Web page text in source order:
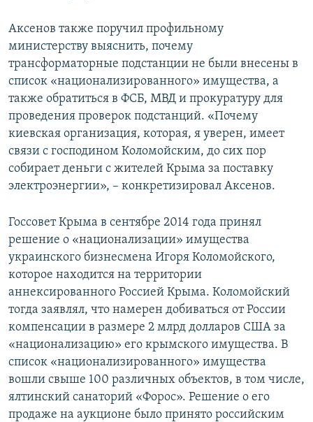
Аксенов также поручил профильному
министерству выяснить, почему
трансформаторные подстанции не были внесены в
список «национализированного» имущества, а
также обратиться в ФСБ, МВД и прокуратуру для
проведения проверок подстанций. «Почему
киевская организация, которая, я уверен, имеет
связи с господином Коломойским, до сих пор
собирает деньги с жителей Крыма за поставку
электроэнергии», – конкретизировал Аксенов.
Госсовет Крыма в сентябре 2014 года принял
решение о «национализации» имущества
украинского бизнесмена Игоря Коломойского,
которое находится на территории
аннексированного Россией Крыма. Коломойский
тогда заявлял, что намерен добиваться от России
компенсации в размере 2 млрд долларов США за
«национализацию» его крымского имущества. В
список «национализированного» имущества
вошли свыше 100 различных объектов, в том числе,
ялтинский санаторий «Форос». Решение о его
продаже на аукционе было принято российским